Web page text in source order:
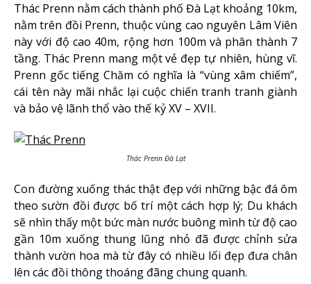
Thác Prenn nằm cách thành phố Đà Lạt khoảng 10km,
nằm trên đồi Prenn, thuộc vùng cao nguyên Lâm Viên
này với độ cao 40m, rộng hơn 100m và phân thành 7
tầng. Thác Prenn mang một vẻ đẹp tự nhiên, hùng vĩ.
Prenn gốc tiếng Chăm có nghĩa là “vùng xâm chiếm”,
cái tên này mãi nhắc lại cuộc chiến tranh tranh giành
và bảo vệ lãnh thổ vào thế kỷ XV – XVII.
Thác Prenn Đà Lạt
Con đường xuống thác thật đẹp với những bậc đá ôm
theo sườn đồi được bố trí một cách hợp lý; Du khách
sẽ nhìn thấy một bức màn nước buông mình từ độ cao
gần 10m xuống thung lũng nhỏ đã được chỉnh sửa
thành vườn hoa mà từ đây có nhiều lối đẹp đưa chân
lên các đồi thông thoáng đãng chung quanh.